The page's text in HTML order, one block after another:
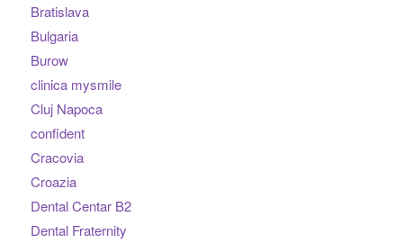
Bratislava
Bulgaria
Burow
clinica mysmile
Cluj Napoca
confident
Cracovia
Croazia
Dental Centar B2
Dental Fraternity